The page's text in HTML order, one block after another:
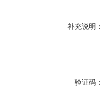
补充说明
验证码